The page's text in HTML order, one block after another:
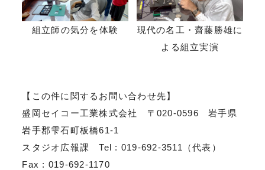
組立師の気分を体験
現代の名工・齋藤勝雄に
よる組立実演
【この件に関するお問い合わせ先】
盛岡セイコー工業株式会社 〒020-0596 岩手県
岩手郡雫石町板橋61-1
スタジオ広報課 Tel : 019-692-3511（代表）
Fax : 019-692-1170